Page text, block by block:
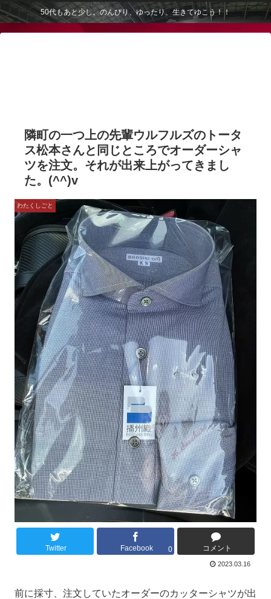
50代もあと少し。のんびり、ゆったり、生きてゆこう！！
隣町の一つ上の先輩ウルフルズのトータ
ス松本さんと同じところでオーダーシャ
ツを注文。それが出来上がってきまし
た。(^^)v
わたくしごと
Twitter Facebook 0 コメント
2023.03.16
前に採寸、注文していたオーダーのカッターシャツが出